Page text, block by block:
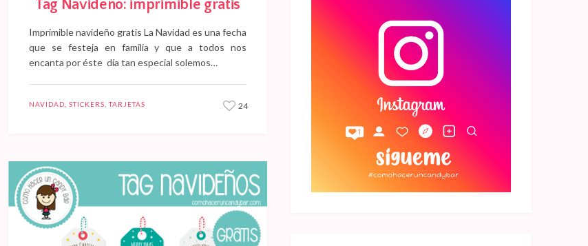
Tag Navideño: imprimible gratis
Imprimible navideño gratis La Navidad es una fecha
que se festeja en familia y que a todos nos
encanta por éste día tan especial solemos…
NAVIDAD STICKERS ,TARJETAS 24